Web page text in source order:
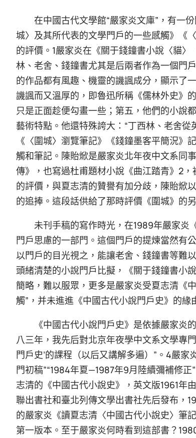
在中國古代文學館“嚴家炎文庫”，有一
城〉及其所代表的文學門戶的一些感觸》《
的評價。1嚴家炎在《關于錢鐘書小說〈貓
林、老舍、錢鐘書尤其是后兩者作為一個門
的作品都有風趣、機靈的譏諷成分，顯示了
譏諷而又溫厚的，即魯迅所稱《儒林外史》
只是正面趁便勾畫一些；第五，他們的小說
藝術特點。他還特殊誇大：“丁西林、老舍
《〈圍城〉瀏覽筆記》《錢鐘墨客平簡況
觸和筆記。陳貽焮是嚴家炎北年夜中文系同
傳》，也寫過杜甫題材小說《曲江踏青》2，
的評價，與夏志清的贊譽有加分歧，陳貽焮
的追捧。這段話供給了那時評價《圍城》的
未刊手稿的寫作時光，在1989年嚴家炎
門戶思慮的一部門。這個門戶的提煉當然有
以門戶的目光視之，能讓老舍、錢鐘書等難
頭緒清楚的小說門戶比擬，《關于錢鐘書小
簡略，難以服眾，更多是嚴家炎受夏志清《
觸”，并未進進《中國古代小說門戶史》的緣
《中國古代小說門戶史》是依據嚴家炎
八三年，我先后對北京年夜學中文系文學專
門戶史’的課程（以后又講解多遍）”。4嚴
門初稿”“1984年夏—1987年9月陸續彌補修
志清的《中國古代小說史》，英文版1961年
聯出書社和臺北列傳文學出書社先后發布，
的嚴家炎《讀夏志清〈中國古代小說史〉筆
第一版本。至于嚴家炎何時看到這部書？